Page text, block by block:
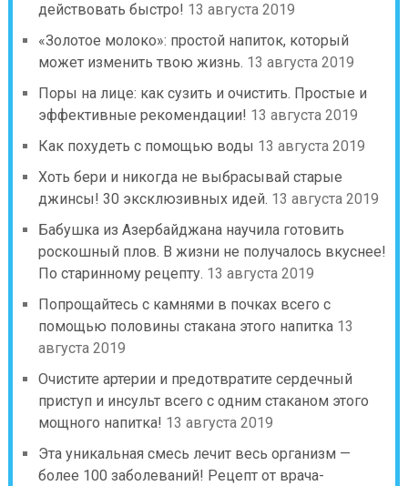
действовать быстро! 13 августа 2019
«Золотое молоко»: простой напиток, который
может изменить твою жизнь. 13 августа 2019
Поры на лице: как сузить и очистить. Простые и
эффективные рекомендации! 13 августа 2019
Как похудеть с помощью воды 13 августа 2019
Хоть бери и никогда не выбрасывай старые
джинсы! 30 эксклюзивных идей. 13 августа 2019
Бабушка из Азербайджана научила готовить
роскошный плов. В жизни не получалось вкуснее!
По старинному рецепту. 13 августа 2019
Попрощайтесь с камнями в почках всего с
помощью половины стакана этого напитка 13
августа 2019
Очистите артерии и предотвратите сердечный
приступ и инсульт всего с одним стаканом этого
мощного напитка! 13 августа 2019
Эта уникальная смесь лечит весь организм —
более 100 заболеваний! Рецепт от врача-